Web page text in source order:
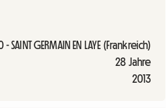
- SAINT GERMAIN EN LAYE (Frankreich)
28 Jahre
2013